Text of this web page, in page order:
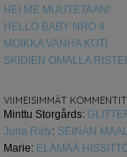
HEI ME MUUTETAAN!
HELLO BABY NRO 4
MOIKKA VANHA KOTI
SKIDIEN OMALLA
VIIMEISIMMÄT KOMMENTIT
Minttu Storgårds:
Juha Räty: SEINÄN
Marie: ELÄMÄÄ